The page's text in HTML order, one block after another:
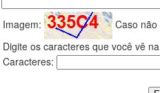
Imagem:
Caso
Digite os caracteres que você vê
Caracteres: